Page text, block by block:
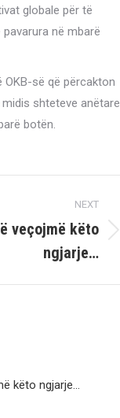
globale për të
në mbarë
OKB-së që përcakton
shteteve anëtare
botën.
NEXT
veçojmë këto
ngjarje…
këto ngjarje…